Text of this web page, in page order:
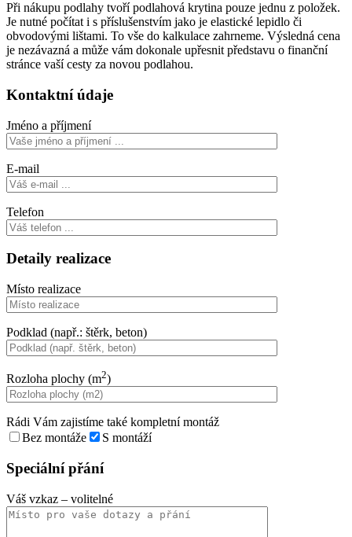
Při nákupu podlahy tvoří podlahová krytina pouze jednu z položek.
Je nutné počítat i s příslušenstvím jako je elastické lepidlo či
obvodovými lištami. To vše do kalkulace zahrneme. Výsledná cena
je nezávazná a může vám dokonale upřesnit představu o finanční
stránce vaší cesty za novou podlahou.
Kontaktní údaje
Jméno a příjmení
E-mail
Telefon
Detaily realizace
Místo realizace
Podklad (např.: štěrk, beton)
Rozloha plochy (m2)
Rádi Vám zajistíme také kompletní montáž
Bez montáže
S montáží
Speciální přání
Váš vzkaz – volitelné